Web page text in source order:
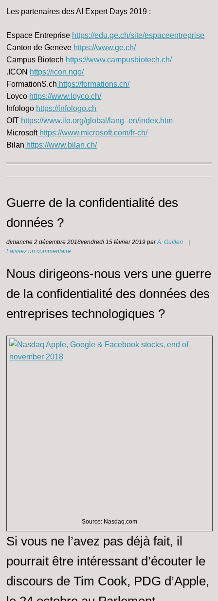
Les partenaires des AI Expert Days 2019 :
Espace Entreprise https://edu.ge.ch/site/espaceentreprise
Canton de Genève https://www.ge.ch/
Campus Biotech https://www.campusbiotech.ch/
.ICON https://icon.ngo/
FormationS.ch https://formations.ch/
Loyco https://www.loyco.ch/
Infologo https://infologo.ch
OIT https://www.ilo.org/global/lang–en/index.htm
Microsofthttps://www.microsoft.com/fr-ch/
Bilan https://www.bilan.ch/
Guerre de la confidentialité des
données ?
dimanche 2 décembre 2018vendredi 15 février 2019 parA. Guillen
Laissez un commentaire
Nous dirigeons-nous vers une guerre
de la confidentialité des données des
entreprises technologiques ?
Source: Nasdaq.com
Si vous ne l’avez pas déjà fait, il
pourrait être intéressant d’écouter le
discours de Tim Cook, PDG d’Apple,